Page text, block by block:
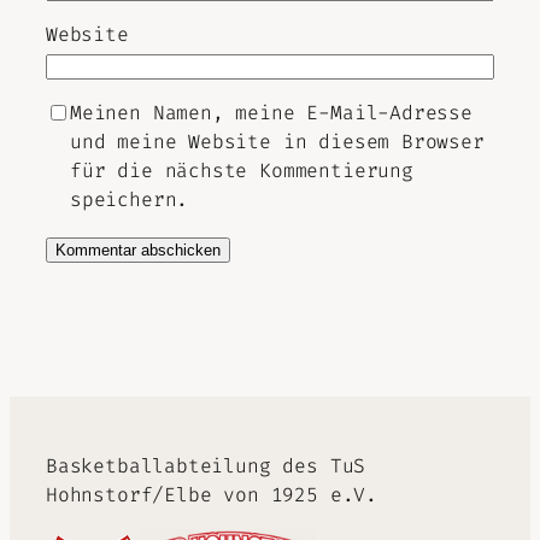
Website
Meinen Namen, meine E-Mail-Adresse
und meine Website in diesem Browser
für die nächste Kommentierung
speichern.
Basketballabteilung des TuS
Hohnstorf/Elbe von 1925 e.V.